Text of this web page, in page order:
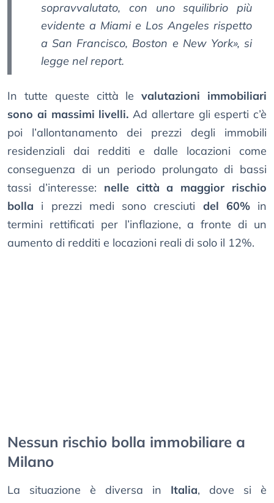
sopravvalutato, con uno squilibrio più
evidente a Miami e Los Angeles rispetto
a San Francisco, Boston e New York», si
legge nel report.
In tutte queste città levalutazioni immobiliari
sono ai massimi livelli. Ad allertare gli esperti c’è
poi l’allontanamento dei prezzi degli immobili
residenziali dai redditi e dalle locazioni come
conseguenza di un periodo prolungato di bassi
tassi d’interesse: nelle città a maggior rischio
bolla i prezzi medi sono cresciuti del 60%in
termini rettificati per l’inflazione, a fronte di un
aumento di redditi e locazioni reali di solo il 12%.
Nessun rischio bolla immobiliare a
Milano
La situazione è diversa in Italia, dove si è